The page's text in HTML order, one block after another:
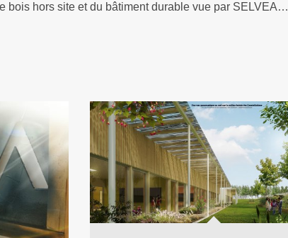
bois hors site et du bâtiment durable vue par SELVEA…